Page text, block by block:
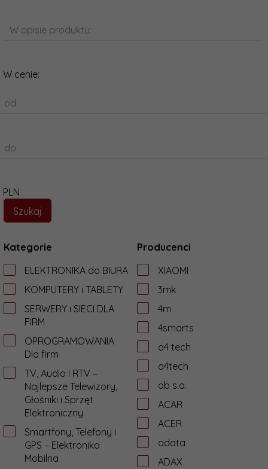
W opisie produktu:
W cenie:
od
do
PLN
Kategorie
ELEKTRONIKA do BIURA
KOMPUTERY i TABLETY
SERWERY i SIECI DLA
FIRM
OPROGRAMOWANIA
Dla firm
TV, Audio i RTV –
Najlepsze Telewizory,
Głośniki i Sprzęt
Elektroniczny
Smartfony, Telefony i
GPS – Elektronika
Mobilna
Producenci
XIAOMI
3mk
4m
4smarts
a4 tech
a4tech
ab s.a.
ACAR
ACER
adata
ADAX